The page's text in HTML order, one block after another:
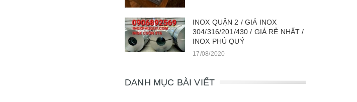
INOX QUẬN 2 / GIÁ INOX
304/316/201/430 / GIÁ RẺ NHẤT /
INOX PHÚ QUÝ
17/08/2020
DANH MỤC BÀI VIẾT